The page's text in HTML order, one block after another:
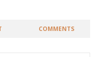
COMMENTS